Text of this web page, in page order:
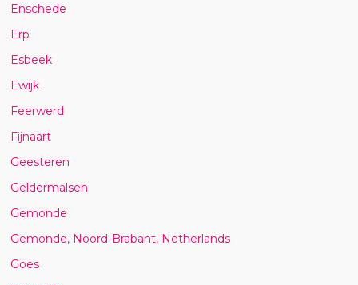
Enschede
Erp
Esbeek
Ewijk
Feerwerd
Fijnaart
Geesteren
Geldermalsen
Gemonde
Gemonde, Noord-Brabant, Netherlands
Goes